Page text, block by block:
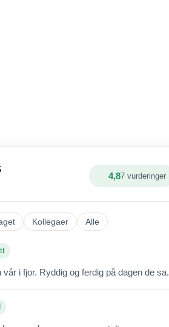
4,87 vurderinger
Kollegaer Alle
i fjor. Ryddig og ferdig på dagen de sa.